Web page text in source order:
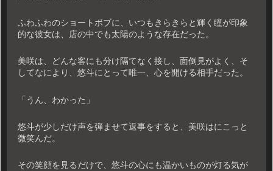
ふわふわのショートボブに、いつもきらきらと輝く瞳が印象
的な彼女は、店の中でも太陽のような存在だった。
美咲は、どんな客にも分け隔てなく接し、面倒見がよく、そ
してなにより、悠斗にとって唯一、心を開ける相手だった。
「うん、わかった」
悠斗が少しだけ声を弾ませて返事をすると、美咲はにこっと
微笑んだ。
その笑顔を見るだけで、悠斗の心にも温かいものが灯る気が